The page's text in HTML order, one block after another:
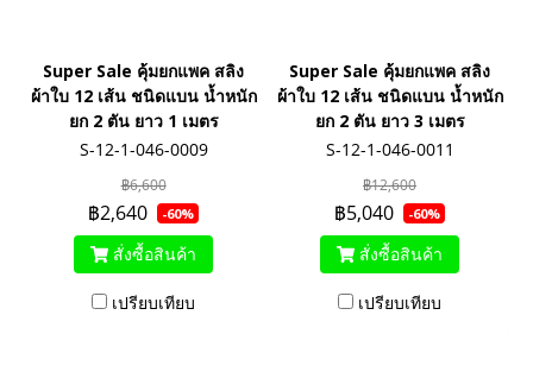
Super Sale คุ้มยกแพค สลิง
ผ้าใบ 12 เส้น ชนิดแบน น้ำหนัก
ยก 2 ตัน ยาว 1 เมตร
S-12-1-046-0009
฿6,600
฿2,640 -60%
สั่งซื้อสินค้า
เปรียบเทียบ
Super Sale คุ้มยกแพค สลิง
ผ้าใบ 12 เส้น ชนิดแบน น้ำหนัก
ยก 2 ตัน ยาว 3 เมตร
S-12-1-046-0011
฿12,600
฿5,040 -60%
สั่งซื้อสินค้า
เปรียบเทียบ